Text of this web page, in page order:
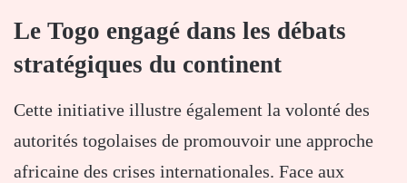
Le Togo engagé dans les débats
stratégiques du continent
Cette initiative illustre également la volonté des
autorités togolaises de promouvoir une approche
africaine des crises internationales. Face aux